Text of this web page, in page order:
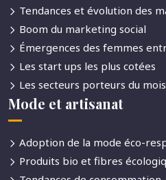
Tendances et évolution des
Boom du marketing social
Émergences des femmes
Les start ups les plus cotées
Les secteurs porteurs du mois
Mode et artisanat
Adoption de la mode éco-
Produits bio et fibres